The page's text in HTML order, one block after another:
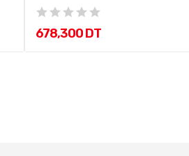
678,300 DT